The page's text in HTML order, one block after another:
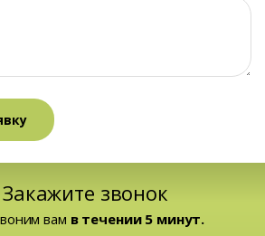
Закажите звонок
вам в течении 5 минут.